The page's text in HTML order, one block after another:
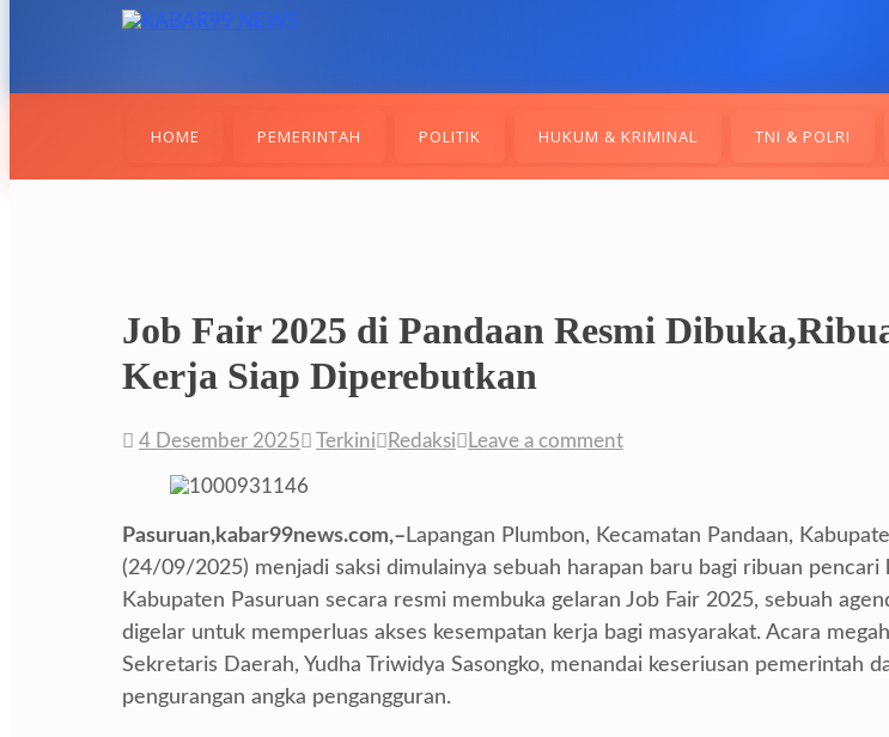
HOME PEMERINTAH POLITIK HUKUM & KRIMINAL TNI & POLRI
Job Fair 2025 di Pandaan Resmi
Kerja Siap Diperebutkan
4 Desember 2025 Terkini Redaksi Leave a comment
Pasuruan,kabar99news.com,– Lapangan Plumbon, Kecamatan Pandaan,
(24/09/2025) menjadi saksi dimulainya sebuah harapan baru bagi ribuan pencari
Kabupaten Pasuruan secara resmi membuka gelaran Job Fair 2025, sebuah
digelar untuk memperluas akses kesempatan kerja bagi masyarakat. Acara
Sekretaris Daerah, Yudha Triwidya Sasongko, menandai keseriusan pemerintah
pengurangan angka pengangguran.